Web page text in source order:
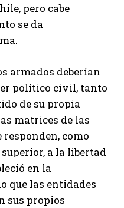
pero cabe
se da
armados deberían
político civil, tanto
de su propia
matrices de las
como
a la libertad
en la
que las entidades
sus propios